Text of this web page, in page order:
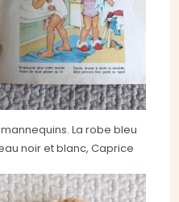
La robe bleu
noir et blanc, Caprice